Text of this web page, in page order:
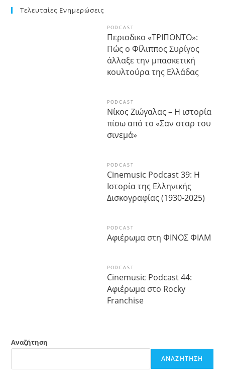
Τελευταίες Ενημερώσεις
PODCAST
Περιοδικο «ΤΡΙΠΟΝΤΟ»:
Πώς ο Φίλιππος Συρίγος
άλλαξε την μπασκετική
κουλτούρα της Ελλάδας
PODCAST
Νίκος Ζιώγαλας – Η ιστορία
πίσω από το «Σαν σταρ του
σινεμά»
PODCAST
Cinemusic Podcast 39: Η
Ιστορία της Ελληνικής
Δισκογραφίας (1930-2025)
PODCAST
Αφιέρωμα στη ΦΙΝΟΣ ΦΙΛΜ
PODCAST
Cinemusic Podcast 44:
Αφιέρωμα στο Rocky
Franchise
Αναζήτηση
ΑΝΑΖΉΤΗΣΗ